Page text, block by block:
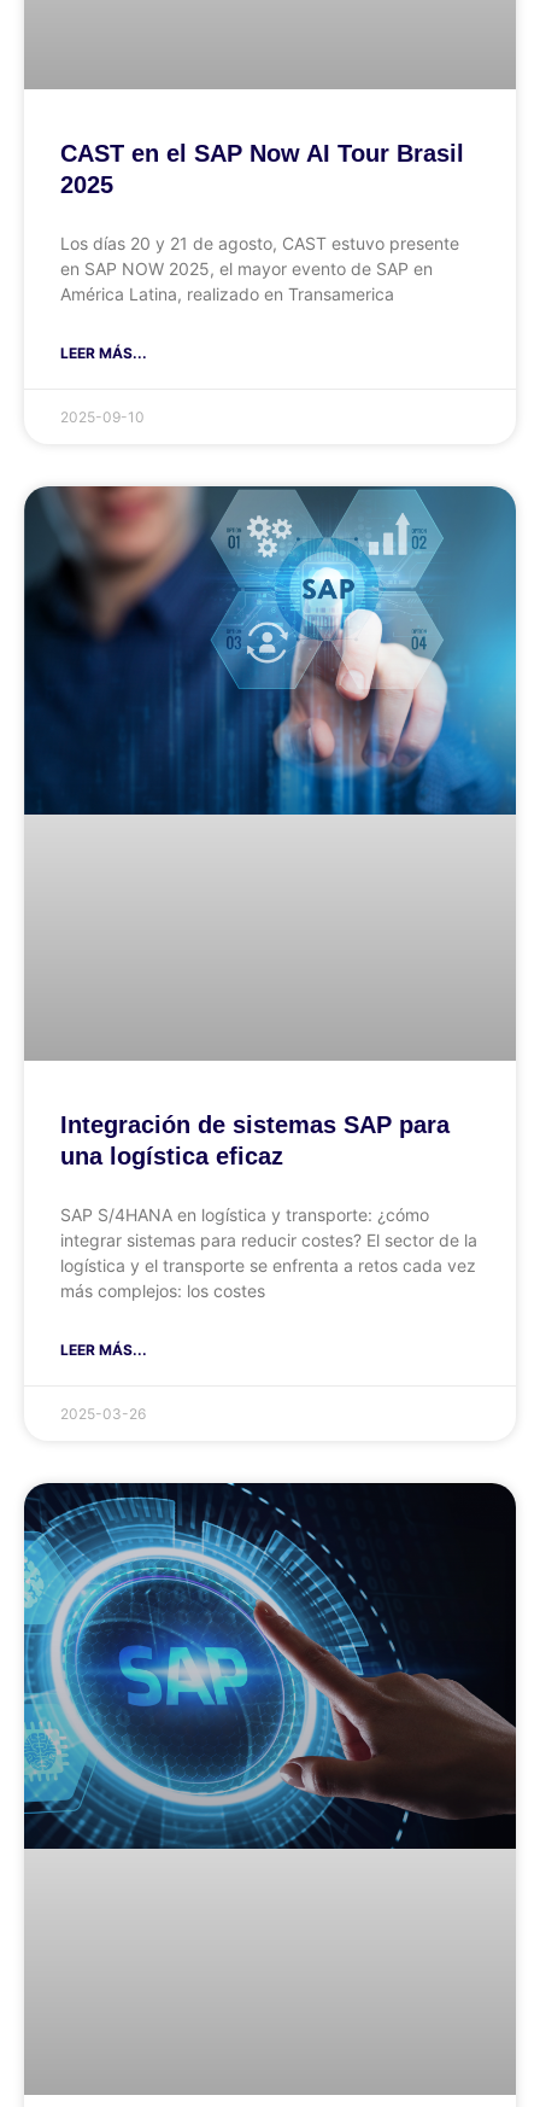
CAST en el SAP Now AI Tour Brasil
2025
Los días 20 y 21 de agosto, CAST estuvo presente
en SAP NOW 2025, el mayor evento de SAP en
América Latina, realizado en Transamerica
LEER MÁS...
2025-09-10
Integración de sistemas SAP para
una logística eficaz
SAP S/4HANA en logística y transporte: ¿cómo
integrar sistemas para reducir costes? El sector de la
logística y el transporte se enfrenta a retos cada vez
más complejos: los costes
LEER MÁS...
2025-03-26